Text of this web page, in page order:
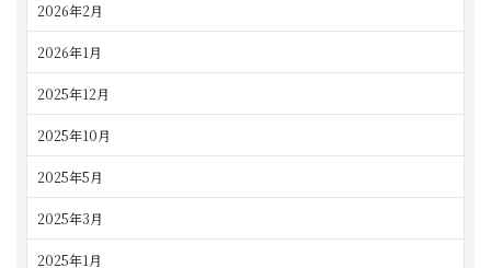
2026年2月
2026年1月
2025年12月
2025年10月
2025年5月
2025年3月
2025年1月